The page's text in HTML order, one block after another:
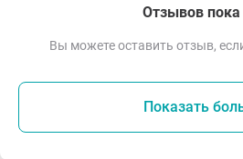
Отзывов пока
Вы можете оставить отзыв,
Показать